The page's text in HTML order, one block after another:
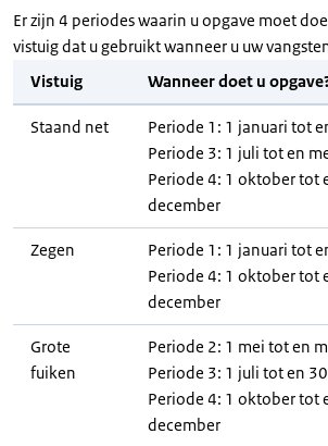
Er zijn 4 periodes waarin u opgave moet
vistuig dat u gebruikt wanneer u uw
Vistuig
Wanneer doet u
Staand net
Periode 1: 1 januari tot
Periode 3: 1 juli tot en
Periode 4: 1 oktober tot
december
Zegen
Periode 1: 1 januari tot
Periode 4: 1 oktober tot
december
Grote
fuiken
Periode 2: 1 mei tot en
Periode 3: 1 juli tot en
Periode 4: 1 oktober tot
december